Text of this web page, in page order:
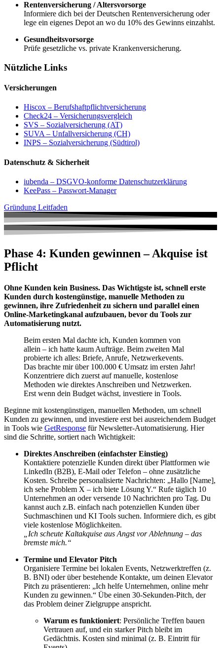
Rentenversicherung / Altersvorsorge
Informiere dich bei der Deutschen Rentenversicherung oder
lege ein eigenes Depot an wo du 10% des Gewinns einzahlst.
Gesundheitsvorsorge
Prüfe gesetzliche vs. private Krankenversicherung.
Nützliche Links
Versicherungen
Hiscox – Berufshaftpflichtversicherung
Check24 – Versicherungsvergleich
SVS – Sozialversicherung (AT)
SUVA – Unfallversicherung (CH)
INPS – Sozialversicherung (Südtirol)
Datenschutz & Sicherheit
iubenda – DSGVO-konforme Datenschutzerklärung
KeePass – Passwort-Manager
Gründung Leitfaden
Phase 4: Kunden gewinnen – Akquise ist
Pflicht
Ohne Kunden kein Business. Das Wichtigste ist, schnell erste
Kunden durch kostengünstige, manuelle Methoden zu
gewinnen, ihre Zufriedenheit zu sichern und parallel einen
Online-Marketingkanal aufzubauen, bevor du Tools zur
Automatisierung nutzt.
Beim ersten Mal dachte ich, Kunden kommen von
allein – ich hatte kaum Aufträge. Beim zweiten Mal
probierte ich alles: Briefe, Anrufe, Netzwerkevents.
Das brachte mir über 100.000 € Umsatz im ersten Jahr!
Konzentriere dich zuerst auf manuelle, kostenlose
Methoden wie direktes Anschreiben und Netzwerken.
Erst wenn dein Budget wächst, investiere in Tools.
Beginne mit kostengünstigen, manuellen Methoden, um schnell
Kunden zu gewinnen, und investiere erst bei ausreichendem Budget
in Tools wie GetResponse für Newsletter-Automatisierung. Hier
sind die Schritte, sortiert nach Wichtigkeit:
Direktes Anschreiben (einfachster Einstieg)
Kontaktiere potenzielle Kunden direkt über Plattformen wie
LinkedIn (B2B), E-Mail oder Telefon – ohne zusätzliche
Kosten. Schreibe personalisierte Nachrichten: „Hallo [Name],
ich sehe Problem X – ich biete Lösung Y.“ Rufe täglich 10
Unternehmen an oder versende 10 Nachrichten pro Tag. Du
kannst auch z.B. einfach nach potenziellen Kunden über
Suchmaschinen und KI Tools suchen. Informiere dich, es gibt
viele kostenlose Möglichkeiten.
„Ich scheute Kaltakquise aus Angst vor Ablehnung – das
bremste mich.“
Termine und Elevator Pitch
Organisiere Termine bei lokalen Events, Netzwerktreffen (z.
B. BNI) oder über bestehende Kontakte, um deinen Elevator
Pitch zu präsentieren: „Ich helfe Unternehmen, online mehr
Kunden zu gewinnen.“ Übe einen 30-Sekunden-Pitch, der
das Problem deiner Zielgruppe anspricht.
Warum es funktioniert: Persönliche Treffen bauen
Vertrauen auf, und ein starker Pitch bleibt im
Gedächtnis. Kosten sind minimal (z. B. Eintritt für